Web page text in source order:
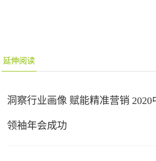
延伸阅读
洞察行业画像 赋能精准营销 2020
领袖年会成功